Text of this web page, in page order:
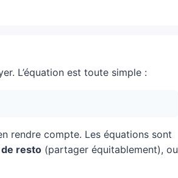
L’équation est toute simple :
rendre compte. Les équations sont
resto (partager équitablement), ou